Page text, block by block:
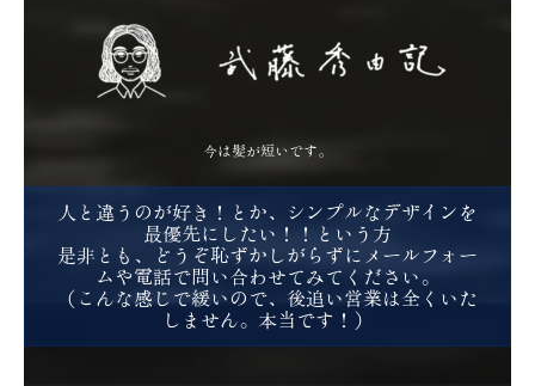
今は髪が短いです。
人と違うのが好き！とか、シンプルなデザインを
最優先にしたい！！という方
是非とも、どうぞ恥ずかしがらずにメールフォー
ムや電話で問い合わせてみてください。
（こんな感じで緩いので、後追い営業は全くいた
しません。本当です！）